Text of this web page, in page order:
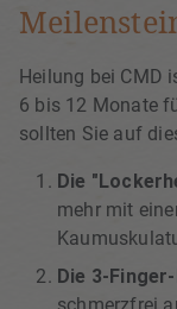
Heilung bei CMD
6 bis 12 Monate
sollten Sie auf
Die
mehr mit
Die 3-